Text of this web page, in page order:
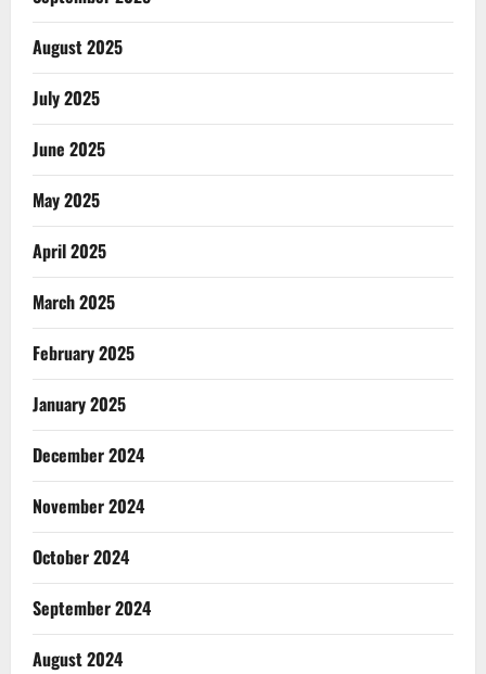
August 2025
July 2025
June 2025
May 2025
April 2025
March 2025
February 2025
January 2025
December 2024
November 2024
October 2024
September 2024
August 2024